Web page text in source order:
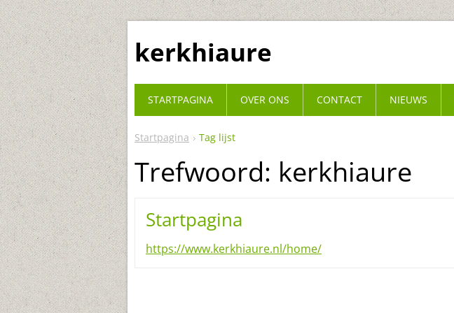
kerkhiaure
Startpagina Tag lijst
Trefwoord: kerkhiaure
Startpagina
https://www.kerkhiaure.nl/home/
STARTPAGINA OVER ONS CONTACT NIEUWS